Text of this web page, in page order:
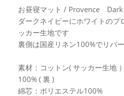
お昼寝マット / Provence
ダークネイビーにホワイトの
ッカー生地です
裏側は国産リネン100%でリバ
素材：コットン( サッカー生地
100% ( 裏 )
綿芯：ポリエステル100%